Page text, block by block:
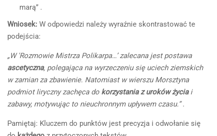
marą” .
Wniosek: W odpowiedzi należy wyraźnie skontrastować te
podejścia:
„W 'Rozmowie Mistrza Polikarpa…’ zalecana jest postawa
ascetyczna, polegająca na wyrzeczeniu się uciech ziemskich
w zamian za zbawienie. Natomiast w wierszu Morsztyna
podmiot liryczny zachęca do korzystania z uroków życiai
zabawy, motywując to nieuchronnym upływem czasu.”.
Pamiętaj: Kluczem do punktów jest precyzja i odwołanie się